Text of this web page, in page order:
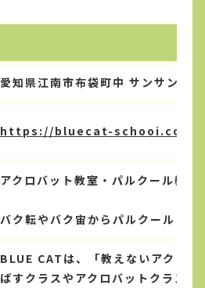
愛知県江南市布袋町中 サンサンビ
https://bluecat-schooi.com/
アクロバット教室・パルクール教室
バク転やバク宙からパルクール・
BLUE CATは、「教えないアクロ
ばすクラスやアクロバットクラス